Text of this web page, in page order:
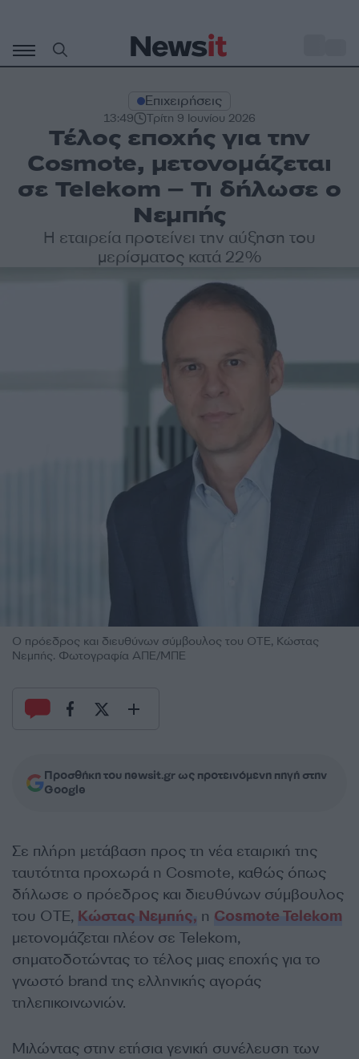
περιεχόμενο
Επιχειρήσεις
13:49 Τρίτη 9 Ιουνίου 2026
Τέλος εποχής για την
Cosmote, μετονομάζεται
σε Telekom – Τι δήλωσε ο
Νεμπής
Η εταιρεία προτείνει την αύξηση του
μερίσματος κατά 22%
Ο πρόεδρος και διευθύνων σύμβουλος του ΟΤΕ, Κώστας
Νεμπής. Φωτογραφία ΑΠΕ/ΜΠΕ
Προσθήκη του newsit.gr ως προτεινόμενη πηγή στην
Google
Σε πλήρη μετάβαση προς τη νέα εταιρική της
ταυτότητα προχωρά η Cosmote, καθώς όπως
δήλωσε ο πρόεδρος και διευθύνων σύμβουλος
του ΟΤΕ, Κώστας Νεμπής, η Cosmote Telekom
μετονομάζεται πλέον σε Telekom,
σηματοδοτώντας το τέλος μιας εποχής για το
γνωστό brand της ελληνικής αγοράς
τηλεπικοινωνιών.
Μιλώντας στην ετήσια γενική συνέλευση των